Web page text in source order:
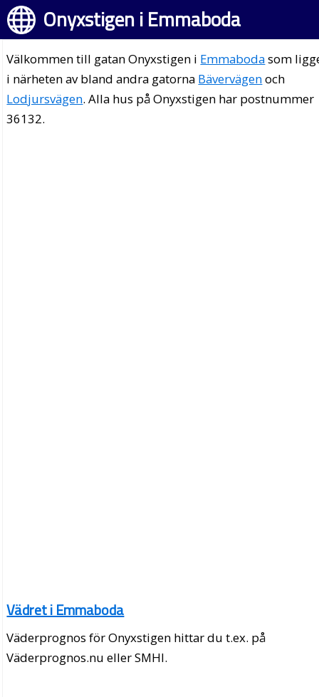
Onyxstigen i Emmaboda
Välkommen till gatan Onyxstigen i Emmabodasom
i närheten av bland andra gatorna Bävervägenoch
Lodjursvägen. Alla hus på Onyxstigen har postnummer
36132.
Vädret i Emmaboda
Väderprognos för Onyxstigen hittar du t.ex. på
Väderprognos.nu eller SMHI.